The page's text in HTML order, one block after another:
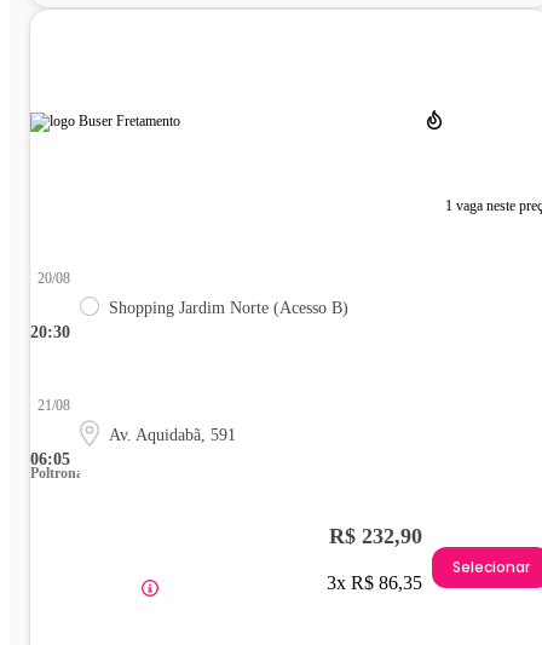
1 vaga neste
20:30
20/08
Shopping Jardim Norte (Acesso B)
06:05
21/08
Av. Aquidabã, 591
Poltrona
R$ 232,90
3x R$ 86,35
Selecionar